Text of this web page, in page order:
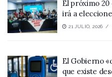
El próximo 20
irá a
21 JULIO, 2026
El Gobierno
que existe